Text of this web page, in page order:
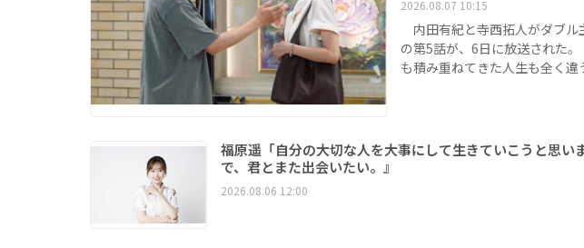
2026.08.07 10:15
内田有紀と寺西拓人がダブル
の第5話が、6日に放送された
も積み重ねてきた人生も全く
福原遥「自分の大切な人を大事にして生きていこうと思
で、君とまた出会いたい。』
2026.08.06 12:00